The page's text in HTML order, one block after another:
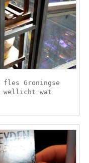
fles Groningse
wellicht wat